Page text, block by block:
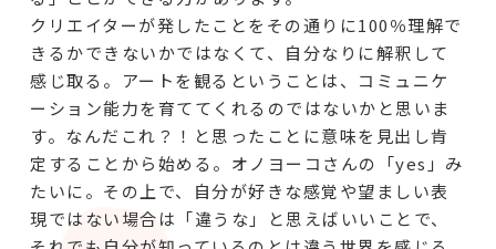
クリエイターが発したことをその通りに100％理解で
きるかできないかではなくて、自分なりに解釈して
感じ取る。アートを観るということは、コミュニケ
ーション能力を育ててくれるのではないかと思いま
す。なんだこれ？！と思ったことに意味を見出し肯
定することから始める。オノヨーコさんの「yes」み
たいに。その上で、自分が好きな感覚や望ましい表
現ではない場合は「違うな」と思えばいいことで、